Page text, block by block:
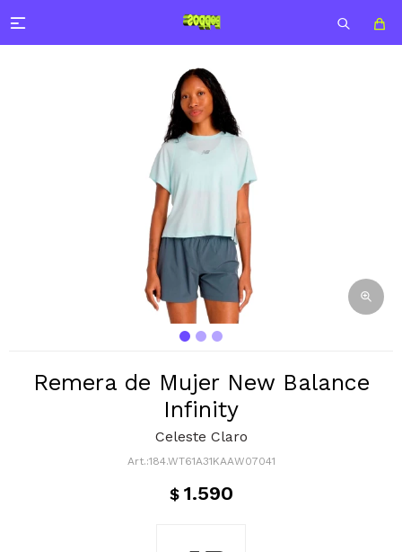

Remera de Mujer New Balance
Infinity
Celeste Claro
184.WT61A31KAAW07041
$ 1.590